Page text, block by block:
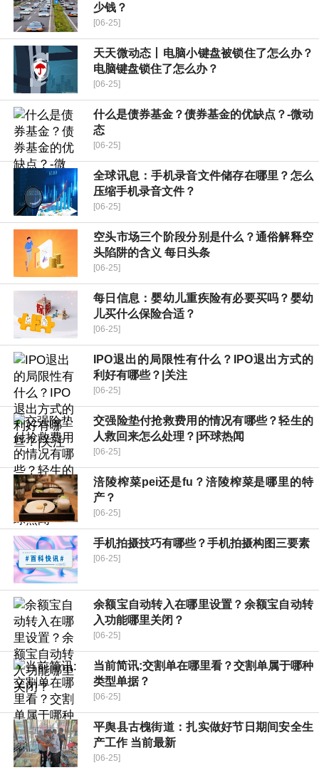
少钱？
[06-25]
天天微动态丨电脑小键盘被锁住了怎么办？
电脑键盘锁住了怎么办？
[06-25]
什么是债券基金？债券基金的优缺点？-微动
态
[06-25]
全球讯息：手机录音文件储存在哪里？怎么
压缩手机录音文件？
[06-25]
空头市场三个阶段分别是什么？通俗解释空
头陷阱的含义 每日头条
[06-25]
每日信息：婴幼儿重疾险有必要买吗？婴幼
儿买什么保险合适？
[06-25]
IPO退出的局限性有什么？IPO退出方式的
利好有哪些？|关注
[06-25]
交强险垫付抢救费用的情况有哪些？轻生的
人救回来怎么处理？|环球热闻
[06-25]
涪陵榨菜pei还是fu？涪陵榨菜是哪里的特
产？
[06-25]
手机拍摄技巧有哪些？手机拍摄构图三要素
[06-25]
余额宝自动转入在哪里设置？余额宝自动转
入功能哪里关闭？
[06-25]
当前简讯:交割单在哪里看？交割单属于哪种
类型单据？
[06-25]
平舆县古槐街道：扎实做好节日期间安全生
产工作 当前最新
[06-25]